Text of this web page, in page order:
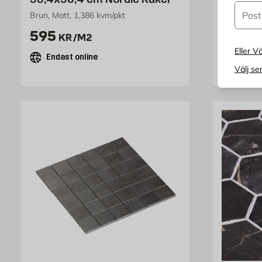
Eller
Välj
Brun, Matt, 1,386 kvm/pkt
Pris 595 kr /m2
595 KR/M2
Endast online
Brun,